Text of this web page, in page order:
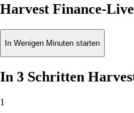
Harvest Finance-
In Wenigen Minuten starten
In 3 Schritten
1